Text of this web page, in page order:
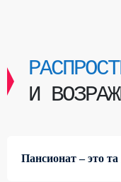
И
Пансионат – это